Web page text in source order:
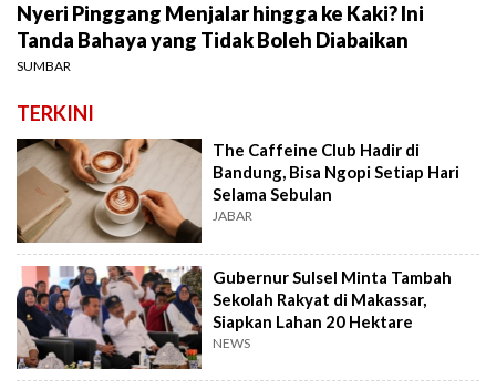
Nyeri Pinggang Menjalar hingga ke Kaki? Ini
Tanda Bahaya yang Tidak Boleh Diabaikan
SUMBAR
TERKINI
The Caffeine Club Hadir di
Bandung, Bisa Ngopi Setiap Hari
Selama Sebulan
JABAR
Gubernur Sulsel Minta Tambah
Sekolah Rakyat di Makassar,
Siapkan Lahan 20 Hektare
NEWS